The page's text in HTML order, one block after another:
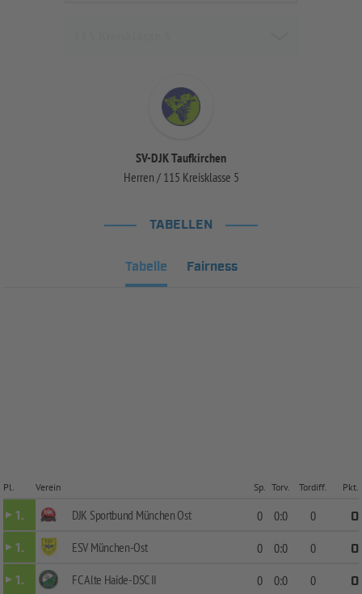
SV-DJK Taufkirchen
Herren / 115 Kreisklasse 5
TABELLEN
Tabelle Fairness
Pl. Verein Sp. Torv. Tordiff. Pkt.
1. DJK Sportbund München Ost 0 0:0 0
0
1.
ESV München-Ost 0 0:0 0
0
1.
FC Alte Haide-DSC II 0 0:0 0
0